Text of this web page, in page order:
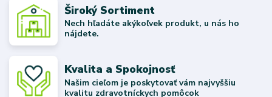
Široký Sortiment
Nech hľadáte akýkoľvek produkt, u nás ho
nájdete.
Kvalita a Spokojnosť
Našim cieľom je poskytovať vám najvyššiu
kvalitu zdravotníckych pomôcok